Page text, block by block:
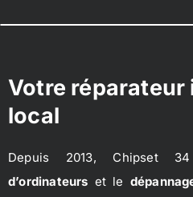
Votre
local
Depuis 2013, Chipset
d’ordinateurs et le